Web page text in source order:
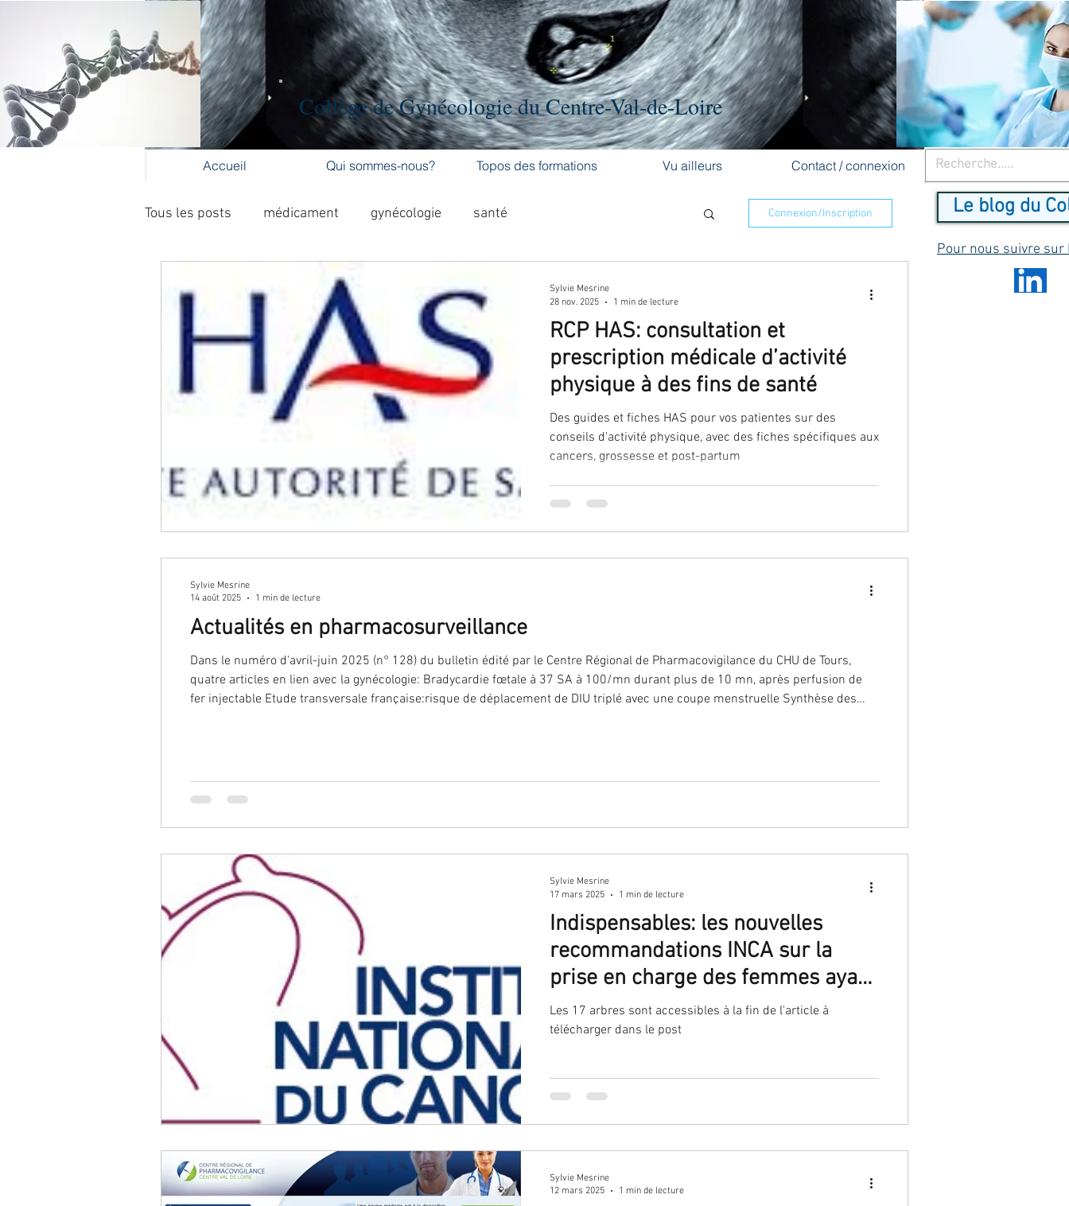
Collège de Gynécologie du Centre-Val-de-Loire
Accueil Qui sommes-nous? Topos des formations Vu ailleurs Contact / connexion
Tous les posts médicament gynécologie santé
Collège Gynécologie Centre Val-de-L
activité physique accouchement cancer cancer du sein
cancer de l'ovaire contraception
dépistage endométriose Infection IST fausse-couche
grossesse malformation nutrition oncogénétique PMA
préservation de fertilité
Traitement hormonal de ménopause
Connexion/Inscription
RCP HAS: consultation et
prescription médicale d’activité
physique à des fins de santé
Des guides et fiches HAS pour vos patientes sur des
conseils d'activité physique, avec des fiches spécifiques aux
cancers, grossesse et post-partum
Sylvie Mesrine
28 nov. 2025
1 min de lecture
Actualités en pharmacosurveillance
Dans le numéro d'avril-juin 2025 (n° 128) du bulletin édité par le Centre Régional de Pharmacovigilance du CHU de Tours,
quatre articles en lien avec la gynécologie: Bradycardie fœtale à 37 SA à 100/mn durant plus de 10 mn, après perfusion de
fer injectable Etude transversale française:risque de déplacement de DIU triplé avec une coupe menstruelle Synthèse des
Sylvie Mesrine
14 août 2025
1 min de lecture
Indispensables: les nouvelles
recommandations INCA sur la
prise en charge des femmes ayant
une cytologie cervico-utérine
anormale après un test HPV positif
Les 17 arbres sont accessibles à la fin de l'article à
télécharger dans le post
Sylvie Mesrine
17 mars 2025
1 min de lecture
Sylvie Mesrine
12 mars 2025
1 min de lecture
Pour nous suivre sur
Le blog du